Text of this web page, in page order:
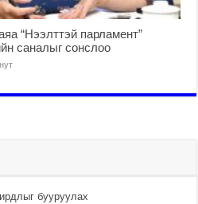
“Нээлттэй парламент”
саналыг сонслоо
бууруулах